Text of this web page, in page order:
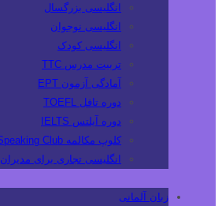
انگلیسی بزرگسال
انگلیسی نوجوان
انگلیسی کودک
تربیت مدرس TTC
آمادگی آزمون EPT
دوره تافل TOEFL
دوره آیلتس IELTS
کلوپ مکالمه Speaking Club
انگلیسی تجاری برای مدیران
زبان آلمانی